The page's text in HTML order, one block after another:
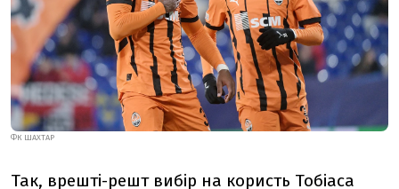
ФК ШАХТАР
Так, врешті-решт вибір на користь Тобіаса